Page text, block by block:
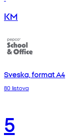
KM
Sveska, format A4
80 listova
5